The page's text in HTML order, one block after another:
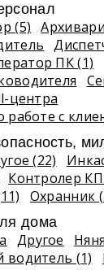
(5)
ПК (1)
центра
работе с
(22)
Контролер
Охранник
дома
Другое
Няня
водитель (1)